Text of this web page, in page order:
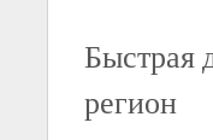
Быстрая
регион